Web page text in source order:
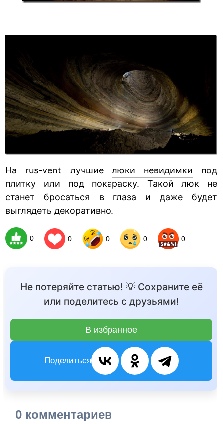
На rus-vent лучшие люки невидимки под
плитку или под покараску. Такой люк не
станет бросаться в глаза и даже будет
выглядеть декоративно.
0 0 0 0 0
Не потеряйте статью! 💡 Сохраните её
или поделитесь с друзьями!
В избранное
Поделиться
0 комментариев